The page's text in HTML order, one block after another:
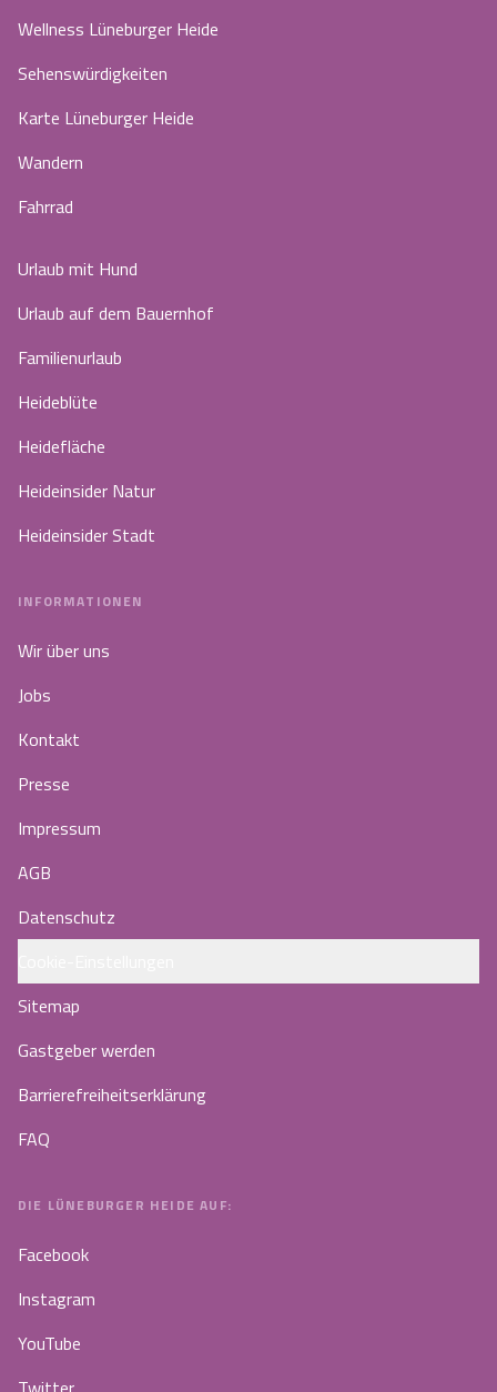
Wellness Lüneburger Heide
Sehenswürdigkeiten
Karte Lüneburger Heide
Wandern
Fahrrad
Urlaub mit Hund
Urlaub auf dem Bauernhof
Familienurlaub
Heideblüte
Heidefläche
Heideinsider Natur
Heideinsider Stadt
INFORMATIONEN
Wir über uns
Jobs
Kontakt
Presse
Impressum
AGB
Datenschutz
Sitemap
Gastgeber werden
Barrierefreiheitserklärung
FAQ
DIE LÜNEBURGER HEIDE AUF:
Facebook
Instagram
YouTube